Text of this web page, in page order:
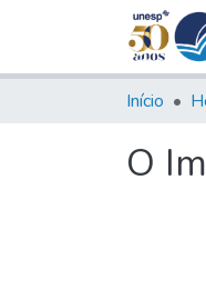
Início
O